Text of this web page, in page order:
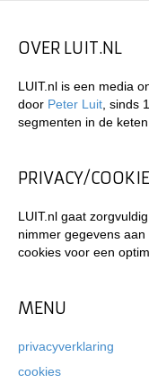
OVER LUIT.NL
LUIT.nl is een media
door Peter Luit , sinds
segmenten in de keten.
PRIVACY/
LUIT.nl gaat
nimmer gegevens
cookies voor een
MENU
privacyverklaring
cookies